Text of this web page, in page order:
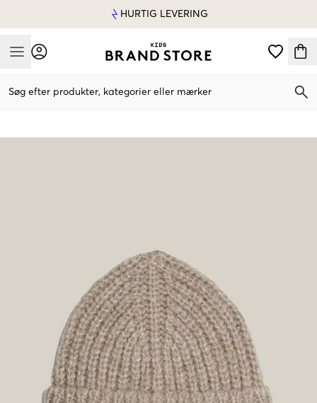
HURTIG LEVERING
Mobile Menu
Søg efter produkter, kategorier eller mærker